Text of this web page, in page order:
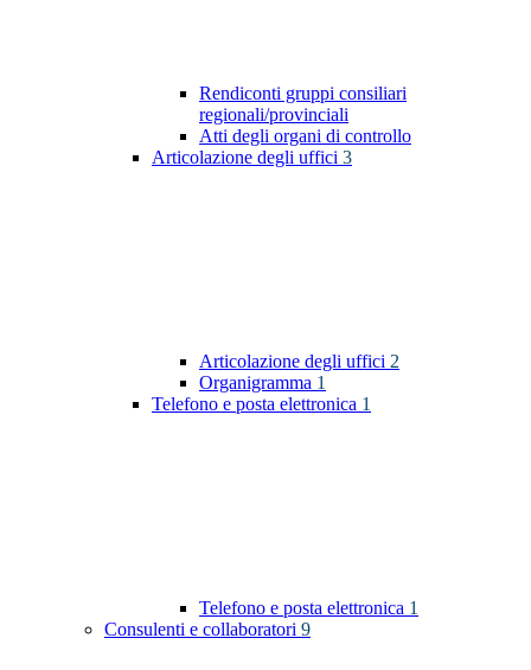
Rendiconti gruppi consiliari
regionali/provinciali
Atti degli organi di controllo
Articolazione degli uffici 3
Articolazione degli uffici 2
Organigramma 1
Telefono e posta elettronica 1
Telefono e posta elettronica 1
Consulenti e collaboratori 9